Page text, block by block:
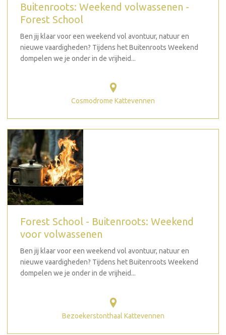
Buitenroots: Weekend volwassenen -
Forest School
Ben jij klaar voor een weekend vol avontuur, natuur en
nieuwe vaardigheden? Tijdens het Buitenroots Weekend
dompelen we je onder in de vrijheid...
Cosmodrome Kattevennen
Forest School - Buitenroots: Weekend
voor volwassenen
Ben jij klaar voor een weekend vol avontuur, natuur en
nieuwe vaardigheden? Tijdens het Buitenroots Weekend
dompelen we je onder in de vrijheid...
Bezoekerstonthaal Kattevennen